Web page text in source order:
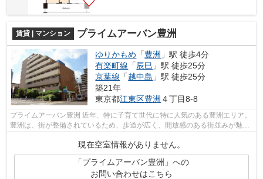
賃貸 | マンション プライムアーバン豊洲
ゆりかもめ 「豊洲 」駅 徒歩4分
有楽町線 「辰巳 」駅 徒歩25分
京葉線 「越中島 」駅 徒歩25分
築21年
東京都江東区豊洲 ４丁目8-8
プライムアーバン豊洲 近年、特に子育て世代に特に人気のある豊洲エリア。
豊洲は、街が整備されているため、歩道が広く、開放感のある街並みが魅力
です。 スーパーや飲食店、ホー...
現在空室情報がありません。
「プライムアーバン豊洲」への
お問い合わせはこちら